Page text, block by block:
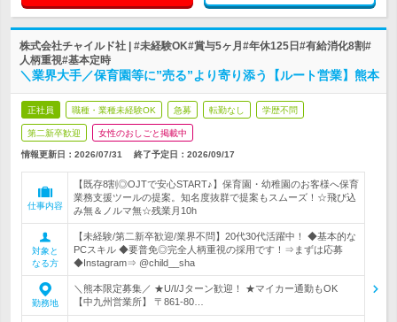
株式会社チャイルド社 | #未経験OK#賞与5ヶ月#年休125日#有給消化8割#
人柄重視#基本定時
＼業界大手／保育園等に”売る”より寄り添う【ルート営業】熊本
正社員 職種・業種未経験OK 急募 転勤なし 学歴不問
第二新卒歓迎 女性のおしごと掲載中
情報更新日：2026/07/31 終了予定日： 2026/09/17
仕事内容
【既存8割◎OJTで安心START♪】保育園・幼稚園のお客様へ保育
業務支援ツールの提案。知名度抜群で提案もスムーズ！☆飛び込
み無＆ノルマ無☆残業月10h
対象と
なる方
【未経験/第二新卒歓迎/業界不問】20代30代活躍中！ ◆基本的な
PCスキル ◆要普免◎完全人柄重視の採用です！⇒まずは応募
◆Instagram⇒ @child__sha
勤務地
＼熊本限定募集／ ★U/I/Jターン歓迎！ ★マイカー通勤もOK
【中九州営業所】 〒861-80…